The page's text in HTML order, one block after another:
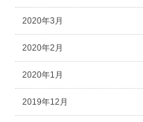
2020年3月
2020年2月
2020年1月
2019年12月